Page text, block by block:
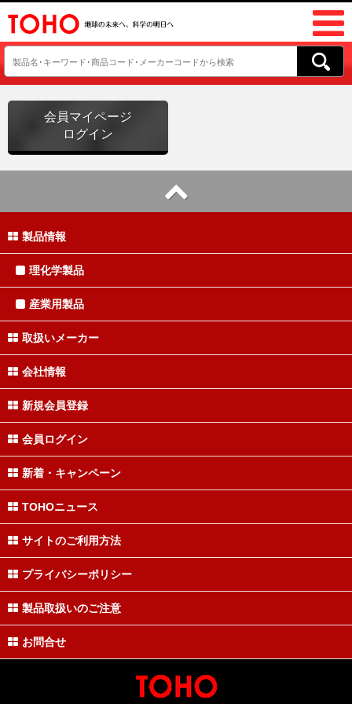
会員マイページ
ログイン
製品情報
理化学製品
産業用製品
取扱いメーカー
会社情報
新規会員登録
会員ログイン
新着・キャンペーン
TOHOニュース
サイトのご利用方法
プライバシーポリシー
製品取扱いのご注意
お問合せ